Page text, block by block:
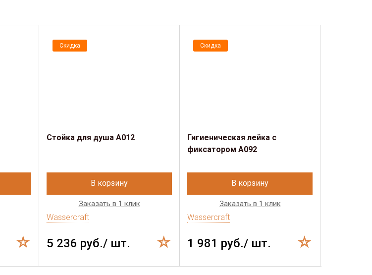
Скидка
Стойка для душа A012
В корзину
Заказать в 1 клик
Wassercraft
5 236 руб./ шт.
Скидка
Гигиеническая лейка с
фиксатором A092
В корзину
Заказать в 1 клик
Wassercraft
1 981 руб./ шт.